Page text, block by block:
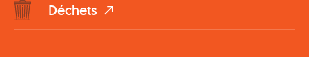
Déchets